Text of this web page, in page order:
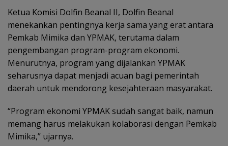
Ketua Komisi Dolfin Beanal II, Dolfin Beanal
menekankan pentingnya kerja sama yang erat antara
Pemkab Mimika dan YPMAK, terutama dalam
pengembangan program-program ekonomi.
Menurutnya, program yang dijalankan YPMAK
seharusnya dapat menjadi acuan bagi pemerintah
daerah untuk mendorong kesejahteraan masyarakat.
“Program ekonomi YPMAK sudah sangat baik, namun
memang harus melakukan kolaborasi dengan Pemkab
Mimika,” ujarnya.